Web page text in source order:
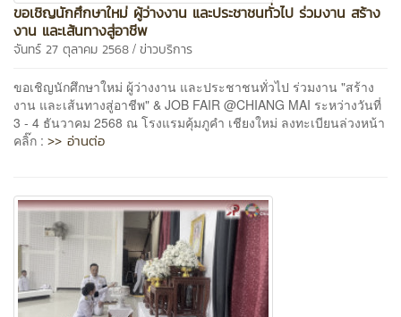
ขอเชิญนักศึกษาใหม่ ผู้ว่างงาน และประชาชนทั่วไป ร่วมงาน สร้าง
งาน และเส้นทางสู่อาชีพ
จันทร์ 27 ตุลาคม 2568 / ข่าวบริการ
ขอเชิญนักศึกษาใหม่ ผู้ว่างงาน และประชาชนทั่วไป ร่วมงาน "สร้าง
งาน และเส้นทางสู่อาชีพ" & JOB FAIR @CHIANG MAI ระหว่างวันที่
3 - 4 ธันวาคม 2568 ณ โรงแรมคุ้มภูคำ เชียงใหม่ ลงทะเบียนล่วงหน้า
คลิ๊ก : >> อ่านต่อ